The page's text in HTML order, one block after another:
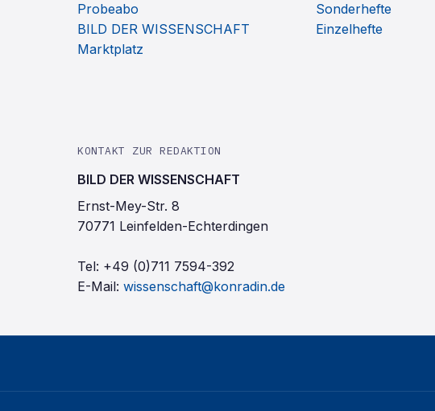
Probeabo
BILD DER WISSENSCHAFT
Marktplatz
Sonderhefte
Einzelhefte
KONTAKT ZUR REDAKTION
BILD DER WISSENSCHAFT
Ernst-Mey-Str. 8
70771 Leinfelden-Echterdingen
Tel: +49 (0)711 7594-392
E-Mail: wissenschaft@konradin.de